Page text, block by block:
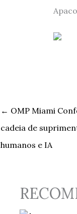
← OMP Miami
cadeia de
humanos e IA